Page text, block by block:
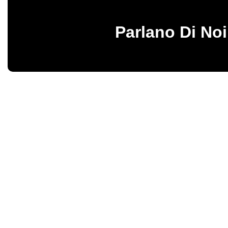
Parlano Di Noi